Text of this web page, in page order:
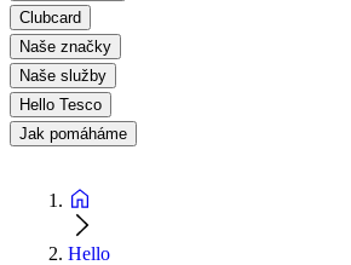
Clubcard
Naše značky
Naše služby
Hello Tesco
Jak pomáháme
Hello